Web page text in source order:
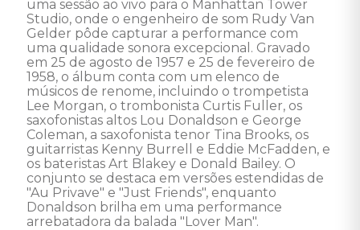
uma sessão ao vivo para o Manhattan Tower
Studio, onde o engenheiro de som Rudy Van
Gelder pôde capturar a performance com
uma qualidade sonora excepcional. Gravado
em 25 de agosto de 1957 e 25 de fevereiro de
1958, o álbum conta com um elenco de
músicos de renome, incluindo o trompetista
Lee Morgan, o trombonista Curtis Fuller, os
saxofonistas altos Lou Donaldson e George
Coleman, a saxofonista tenor Tina Brooks, os
guitarristas Kenny Burrell e Eddie McFadden, e
os bateristas Art Blakey e Donald Bailey. O
conjunto se destaca em versões estendidas de
"Au Privave" e "Just Friends", enquanto
Donaldson brilha em uma performance
arrebatadora da balada "Lover Man".